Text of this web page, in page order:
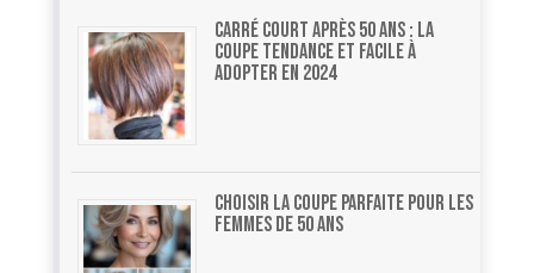
Carré court après 50 ans : la
coupe tendance et facile à
adopter en 2024
Choisir la coupe parfaite pour les
femmes de 50 ans